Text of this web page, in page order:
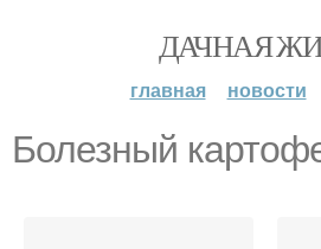
ДАЧНАЯ
главная новости
Болезный